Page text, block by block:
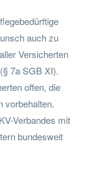
auch zu
Versicherten
7a SGB XI).
offen, die
vorbehalten.
Verbandes mit
bundesweit